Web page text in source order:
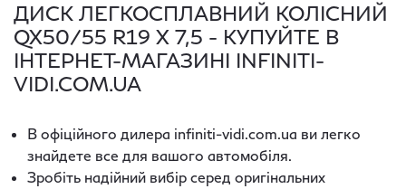
ДИСК ЛЕГКОСПЛАВНИЙ КОЛІСНИЙ
QX50/55 R19 Х 7,5 - КУПУЙТЕ В
ІНТЕРНЕТ-МАГАЗИНІ INFINITI-
VIDI.COM.UA
В офіційного дилера infiniti-vidi.com.ua ви легко
знайдете все для вашого автомобіля.
Зробіть надійний вибір серед оригінальних